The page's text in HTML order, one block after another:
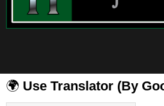
🌍 Use Translator (By